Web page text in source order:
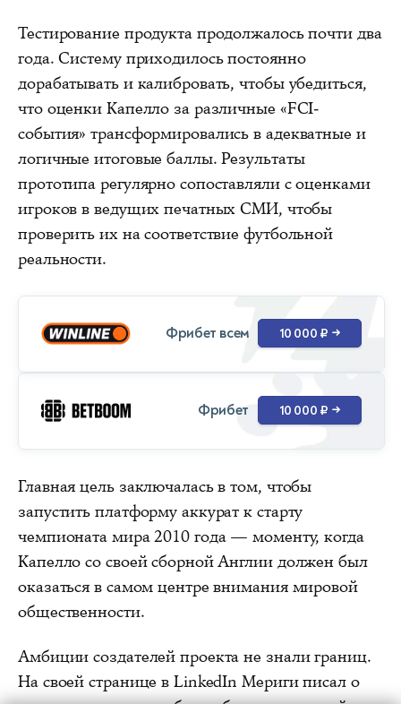
Тестирование продукта продолжалось почти два
года. Систему приходилось постоянно
дорабатывать и калибровать, чтобы убедиться,
что оценки Капелло за различные «FCI-
события» трансформировались в адекватные и
логичные итоговые баллы. Результаты
прототипа регулярно сопоставляли с оценками
игроков в ведущих печатных СМИ, чтобы
проверить их на соответствие футбольной
реальности.
Фрибет всем 10 000 ₽ →
Фрибет 10 000 ₽ →
Главная цель заключалась в том, чтобы
запустить платформу аккурат к старту
чемпионата мира 2010 года — моменту, когда
Капелло со своей сборной Англии должен был
оказаться в самом центре внимания мировой
общественности.
Амбиции создателей проекта не знали границ.
На своей странице в LinkedIn Мериги писал о